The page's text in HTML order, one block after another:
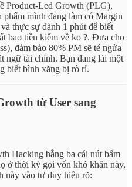
Product-Led Growth (PLG),
phẩm mình đang làm có Margin
thực sự dành 1 phút để biết
bao tiền kiếm về ko ?. Đưa cho
đảm bảo 80% PM sẽ té ngửa
ngữ tài chính. Bạn đang lái một
biết bình xăng bị rò rỉ.
từ User sang
Hacking bằng ba cái nút bấm
ở thời kỳ gọi vốn khó khăn này,
này vào tư duy hiểu rõ: